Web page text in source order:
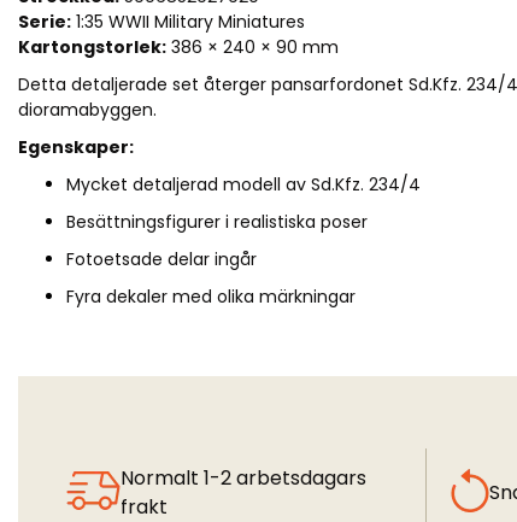
Serie: 1:35 WWII Military Miniatures
Kartongstorlek: 386 × 240 × 90 mm
Detta detaljerade set återger pansarfordonet Sd.Kfz.
dioramabyggen.
Egenskaper:
Mycket detaljerad modell av Sd.Kfz. 234/4
Besättningsfigurer i realistiska poser
Fotoetsade delar ingår
Fyra dekaler med olika märkningar
Normalt 1-2 arbetsdagars
frakt